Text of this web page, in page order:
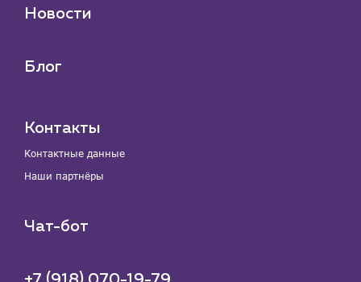
Новости
Блог
Контакты
Контактные данные
Наши партнёры
Чат-бот